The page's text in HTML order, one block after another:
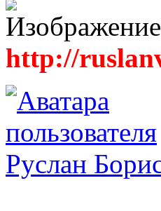
http://
Руслан